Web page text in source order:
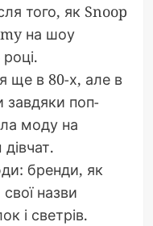
того, як Snoop
на шоу
ще в 80-х, але в
поп-
моду на
бренди, як
назви
і светрів.